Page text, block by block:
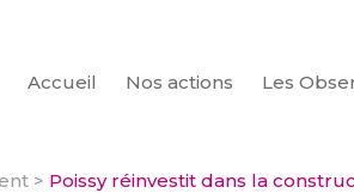
Accueil Nos actions Les
> Poissy réinvestit dans la